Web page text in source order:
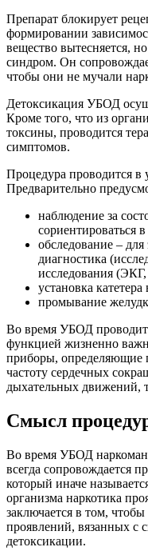
Препарат блокирует
формировании
вещество вытесняется,
синдром. Он
чтобы они не мучали
Детоксикация УБОД
Кроме того, что из
токсины, проводится
симптомов.
Процедура проводится в
Предварительно
наблюдение за
сориентироваться
обследование – для
диагностика
исследования
установка
промывание
Во время УБОД
функцией жизненно
приборы, определяющие
частоту сердечных
дыхательных движений,
Смысл
Во время УБОД
всегда сопровождается
который иначе
организма наркотика
заключается в том,
проявлений, вязанных с
детоксикации.